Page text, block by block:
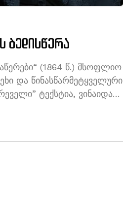
ბედისწერა
(1864 წ.) მსოფლიო
და წინასწარმეტყველური
ტექსტია, ვინაიდან